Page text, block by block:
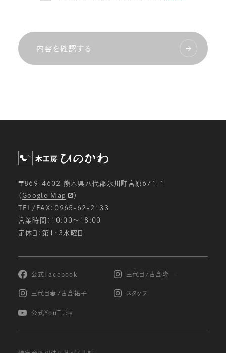
ざん・漏洩などを防止するため、セキュリティシステム
の維持・管理体制の整備・社員教育の徹底等の必要
な措置を講じ、安全対策を実施し個人情報の厳重な
メールマガジン等の配信、セミナーやイベントのご
電子メールでの問い合わせへの対応のため。
ご注文いただいた商品の発送のため。
お申し込みいただいたサービス等の提供のため。
個人情報の第三者への開示・提供の禁止
管理し、次のいずれかに該当する場合を除き、個人
情報を第三者に開示致しません。
お客様が希望されるサービスを行なうために当社
内容を確認する
〒869-4602 熊本県八代郡氷川町宮原671-1
（ Google Map
）
TEL/FAX：0965-62-2133
営業時間：10:00〜18:00
定休日：第1・3水曜日
公式Facebook 三代目/古島隆一
三代目妻/古島祐子 スタッフ
公式YouTube